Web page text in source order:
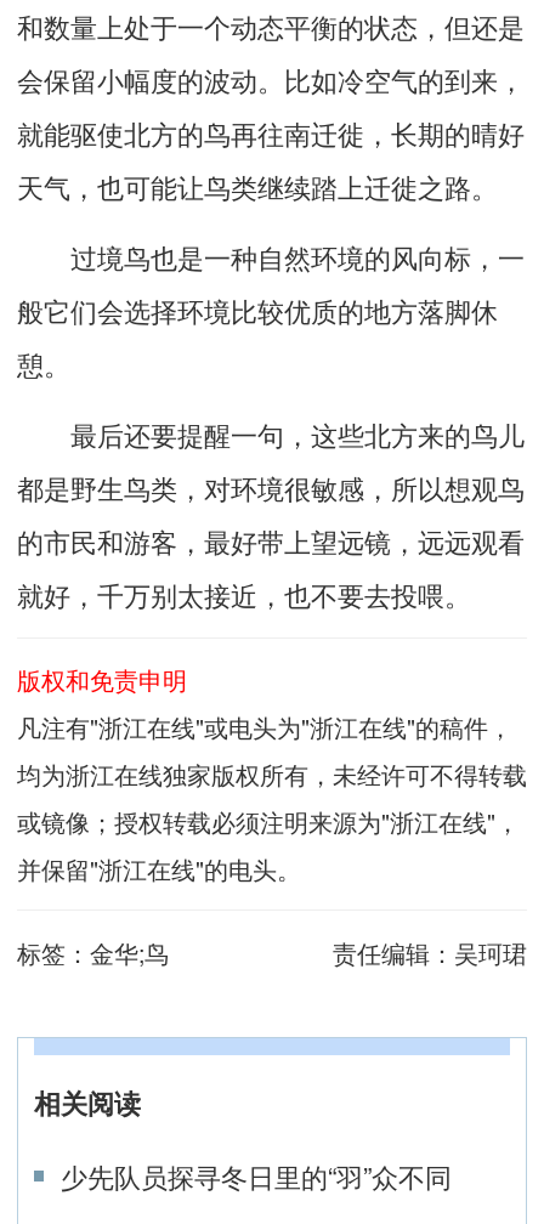
和数量上处于一个动态平衡的状态，但还是
会保留小幅度的波动。比如冷空气的到来，
就能驱使北方的鸟再往南迁徙，长期的晴好
天气，也可能让鸟类继续踏上迁徙之路。
过境鸟也是一种自然环境的风向标，一
般它们会选择环境比较优质的地方落脚休
憩。
最后还要提醒一句，这些北方来的鸟儿
都是野生鸟类，对环境很敏感，所以想观鸟
的市民和游客，最好带上望远镜，远远观看
就好，千万别太接近，也不要去投喂。
版权和免责申明
凡注有"浙江在线"或电头为"浙江在线"的稿件，
均为浙江在线独家版权所有，未经许可不得转载
或镜像；授权转载必须注明来源为"浙江在线"，
并保留"浙江在线"的电头。
标签： 金华;鸟 责任编辑： 吴珂珺
相关阅读
少先队员探寻冬日里的“羽”众不同